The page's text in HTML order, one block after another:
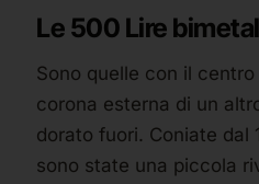
Le 500 Lire
Sono quelle con il
corona esterna di un
dorato fuori. Coniate dal
sono state una piccola